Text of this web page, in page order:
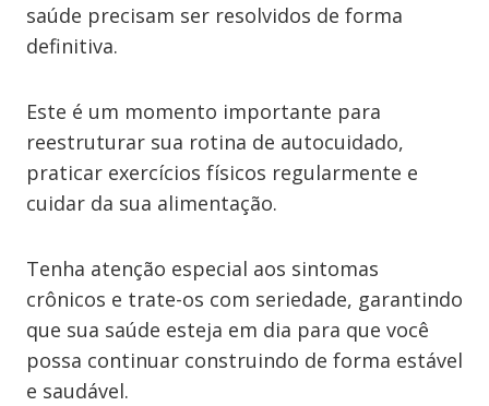
saúde precisam ser resolvidos de forma
definitiva.
Este é um momento importante para
reestruturar sua rotina de autocuidado,
praticar exercícios físicos regularmente e
cuidar da sua alimentação.
Tenha atenção especial aos sintomas
crônicos e trate-os com seriedade, garantindo
que sua saúde esteja em dia para que você
possa continuar construindo de forma estável
e saudável.